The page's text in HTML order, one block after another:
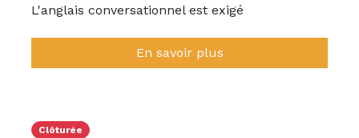
L'anglais conversationnel est exigé
En savoir plus
Clôturée